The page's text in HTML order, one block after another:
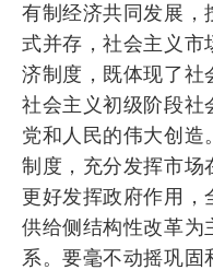
有制经济共同发展，
式并存，社会主义市
济制度，既体现了社
社会主义初级阶段社
党和人民的伟大创造
制度，充分发挥市场
更好发挥政府作用，
供给侧结构性改革为
系。要毫不动摇巩固